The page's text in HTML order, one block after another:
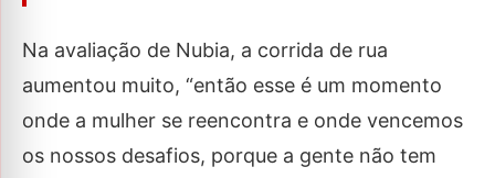
Na avaliação de Nubia, a corrida de rua
aumentou muito, “então esse é um momento
onde a mulher se reencontra e onde vencemos
os nossos desafios, porque a gente não tem